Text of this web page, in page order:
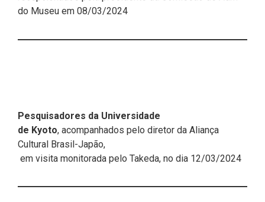
do Museu em 08/03/2024
Pesquisadores da Universidade
de Kyoto, acompanhados pelo diretor da Aliança
Cultural Brasil-Japão,
em visita monitorada pelo Takeda, no dia 12/03/2024